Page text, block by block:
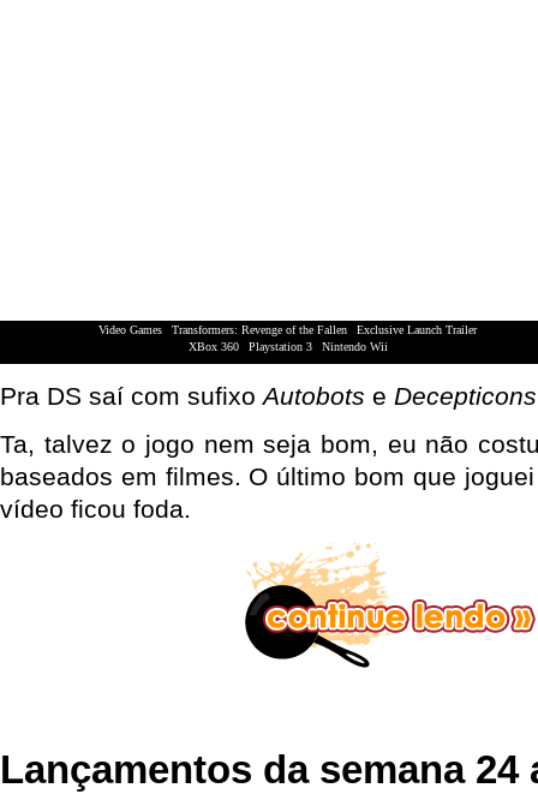
Video Games |Transformers: Revenge of the Fallen |Exclusive Launch Trailer
XBox 360
Playstation 3 Nintendo Wii
Pra DS saí com sufixoAutobots e Decepticons
Ta, talvez o jogo nem seja bom, eu não
baseados em filmes. O último bom que
vídeo ficou foda.
Lançamentos da semana 24